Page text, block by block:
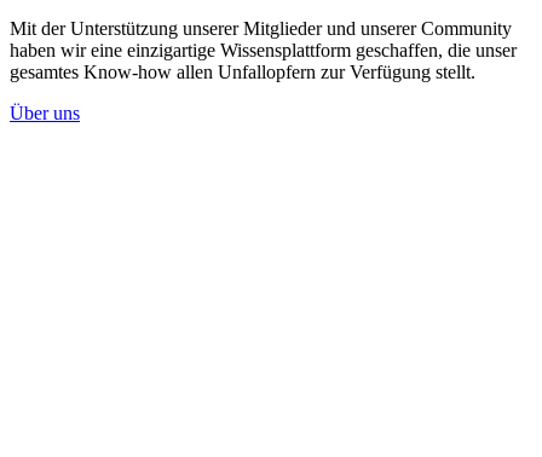
Mit der Unterstützung unserer Mitglieder und unserer Community
haben wir eine einzigartige Wissensplattform geschaffen, die unser
gesamtes Know-how allen Unfallopfern zur Verfügung stellt.
Über uns